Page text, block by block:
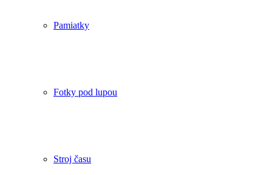
Pamiatky
Fotky pod lupou
Stroj času